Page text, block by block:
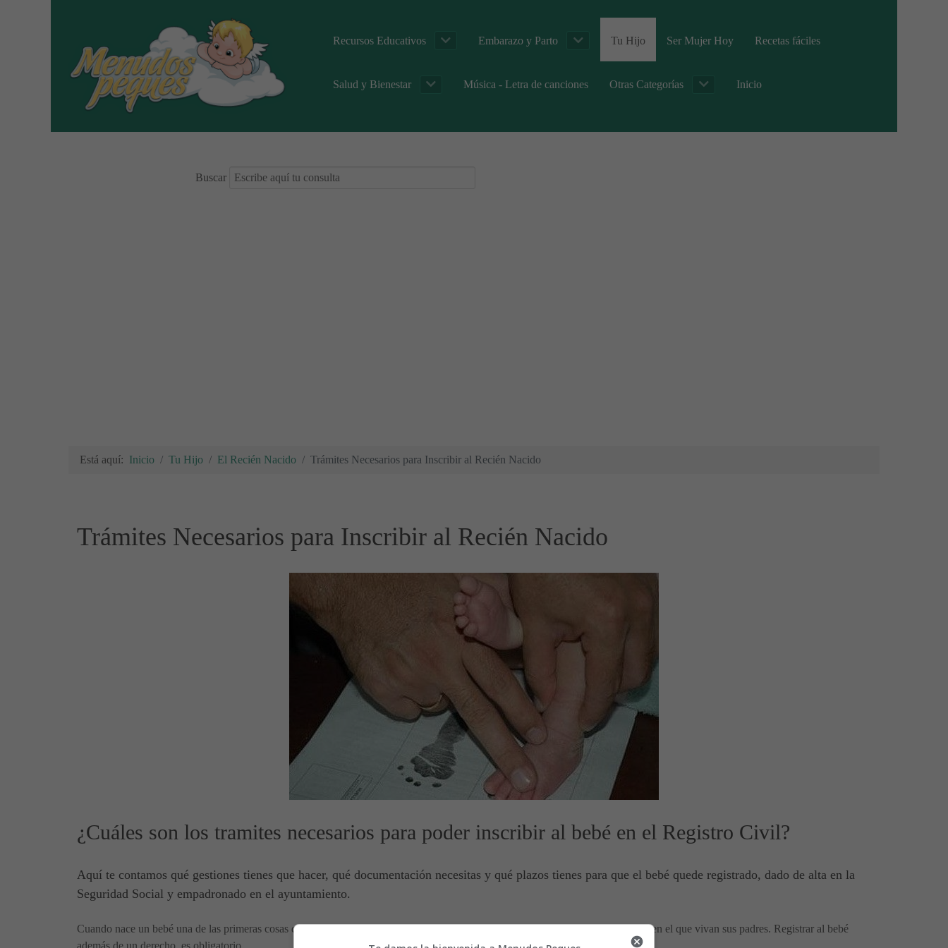
Recursos Educativos Embarazo y Parto Tu Hijo Ser Mujer Hoy Recetas fáciles
Salud y Bienestar Música - Letra de canciones Otras Categorías Inicio
Buscar
Está aquí: Inicio Tu Hijo El Recién Nacido Trámites Necesarios para Inscribir al Recién Nacido
Trámites Necesarios para Inscribir al Recién Nacido
¿Cuáles son los tramites necesarios para poder inscribir al bebé en el Registro Civil?
Aquí te contamos qué gestiones tienes que hacer, qué documentación necesitas y qué plazos tienes para que el bebé quede registrado, dado de alta en la
Seguridad Social y empadronado en el ayuntamiento.
Cuando nace un bebé una de las primeras cosas que hay que hacer es inscribirle en el Registro Civil del lugar donde ha nacido, o en el que vivan sus padres. Registrar al bebé
además de un derecho, es obligatorio.